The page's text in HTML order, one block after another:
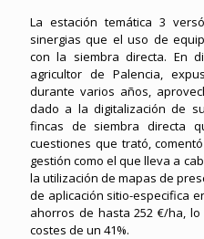
La estación temática 3
sinergias que el uso de
con la siembra directa. En
agricultor de Palencia,
durante varios años,
dado a la digitalización de
fincas de siembra directa
cuestiones que trató,
gestión como el que lleva a
la utilización de mapas de
de aplicación sitio-especifica
ahorros de hasta 252 €/ha,
costes de un 41%.